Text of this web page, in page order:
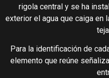
rigola central y se ha
exterior el agua que caiga
Para la identificación de
elemento que reúne